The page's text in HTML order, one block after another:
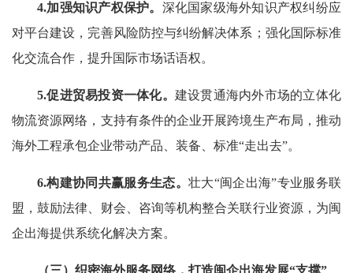
4.加强知识产权保护。 深化国家级海外知识产权纠纷应
对平台建设，完善风险防控与纠纷解决体系；强化国际标准
化交流合作，提升国际市场话语权。
5.促进贸易投资一体化。 建设贯通海内外市场的立体化
物流资源网络，支持有条件的企业开展跨境生产布局，推动
海外工程承包企业带动产品、装备、标准“走出去”。
6.构建协同共赢服务生态。 壮大“闽企出海”专业服务联
盟，鼓励法律、财会、咨询等机构整合关联行业资源，为闽
企出海提供系统化解决方案。
（三）织密海外服务网络，打造闽企出海发展“支撑”